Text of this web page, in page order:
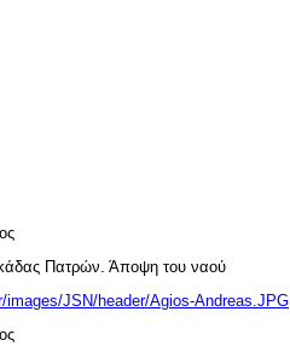
Πατρών. Άποψη του ναού
images/JSN/header/Agios-Andreas.JPG